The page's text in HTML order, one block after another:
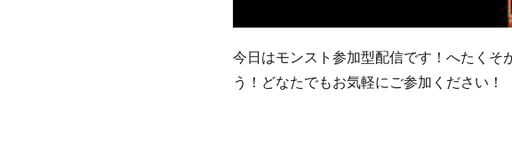
今日はモンスト参加型配信です！へたくそ
う！どなたでもお気軽にご参加ください！